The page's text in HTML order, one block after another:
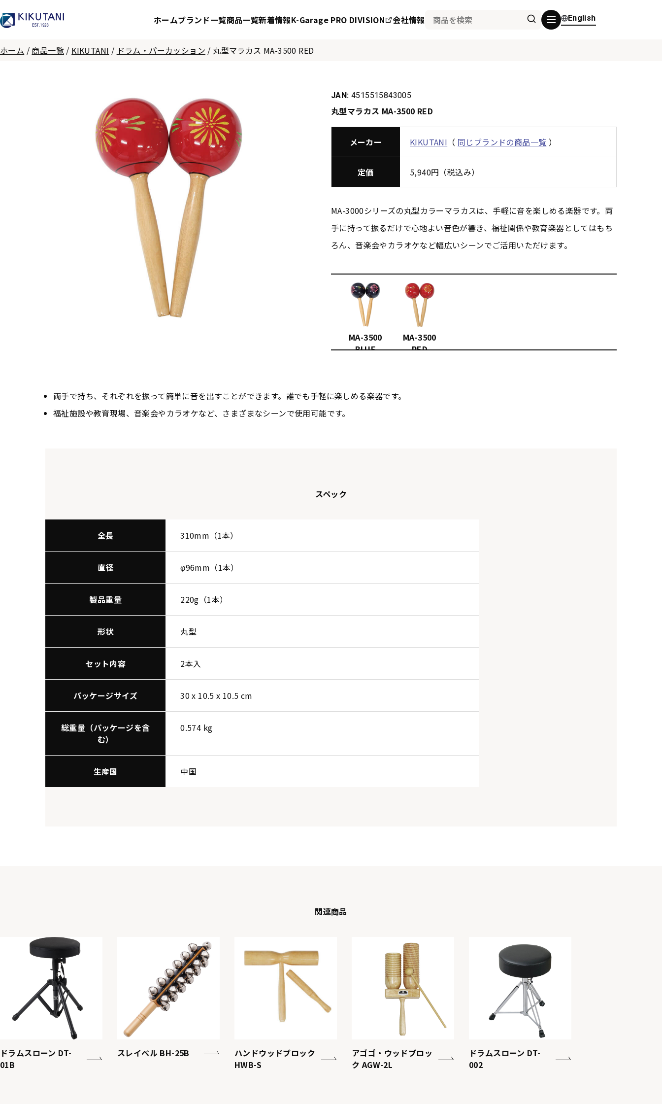
ホームブランド一覧商品一覧新着情報K-Garage PRO DIVISION 会社情報 English
ホーム / 商品一覧 / KIKUTANI / ドラム・パーカッション / 丸型マラカス MA-3500 RED
JAN: 4515515843005
丸型マラカス MA-3500 RED
メーカー KIKUTANI （ 同じブランドの商品一覧 ）
定価 5,940円（税込み）
MA-3000シリーズの丸型カラーマラカスは、手軽に音を楽しめる楽器です。両
手に持って振るだけで心地よい音色が響き、福祉関係や教育楽器としてはもち
ろん、音楽会やカラオケなど幅広いシーンでご活用いただけます。
MA-3500
BLUE
MA-3500
RED
両手で持ち、それぞれを振って簡単に音を出すことができます。誰でも手軽に楽しめる楽器です。
福祉施設や教育現場、音楽会やカラオケなど、さまざまなシーンで使用可能です。
スペック
全長 310mm（1本）
直径 φ96mm（1本）
製品重量 220g（1本）
形状 丸型
セット内容 2本入
パッケージサイズ 30 x 10.5 x 10.5 cm
総重量（パッケージを含
む）
0.574 kg
生産国 中国
関連商品
ドラムスローン DT-
01B
スレイベル BH-25B
ハンドウッドブロック
HWB-S
アゴゴ・ウッドブロッ
ク AGW-2L
ドラムスローン DT-
002